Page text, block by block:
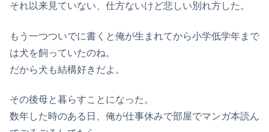
それ以来見ていない、仕方ないけど悲しい別れ方した。
もう一つついでに書くと俺が生まれてから小学低学年まで
は犬を飼っていたのね。
だから犬も結構好きだよ。
その後母と暮らすことになった。
数年した時のある日、俺が仕事休みで部屋でマンガ本読ん